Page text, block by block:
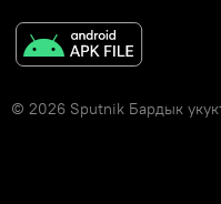
© 2026 Sputnik Бардык